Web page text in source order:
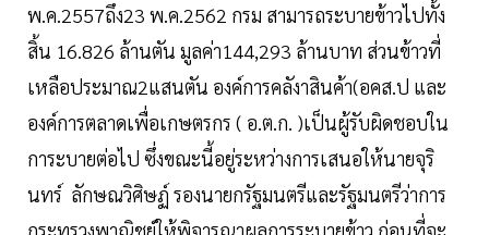
พ.ค.2557ถึง23 พ.ค.2562 กรม สามารถระบายข้าวไปทั้ง
สิ้น 16.826 ล้านตัน มูลค่า144,293 ล้านบาท ส่วนข้าวที่
เหลือประมาณ2แสนตัน องค์การคลังาสินค้า(อคส.ป และ
องค์การตลาดเพื่อเกษตรกร ( อ.ต.ก. )เป็นผู้รับผิดชอบใน
การะบายต่อไป ซึ่งขณะนี้อยู่ระหว่างการเสนอให้นายจุริ
นทร์ ลักษณวิศิษฏ์ รองนายกรัฐมนตรีและรัฐมนตรีว่าการ
กระทรวงพาณิชย์ให้พิจารณาผลการระบายข้าว ก่อนที่จะ